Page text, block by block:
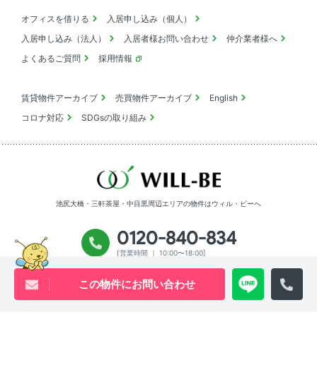
この物件にお問い合わせ
オフィスを借りる
入居申し込み（個人）
入居申し込み（法人）
入居者様お問い合わせ
仲介業者様へ
よくあるご質問
採用情報
賃貸物件アーカイブ 売買物件アーカイブ
English
コロナ対応
SDGsの取り組み
池尻大橋・三軒茶屋・中目黒周辺エリアの物件はウィル・ビーへ
0120-840-834
[営業時間 ｜ 10:00〜18:00]
X InstagramTiktok Youtube